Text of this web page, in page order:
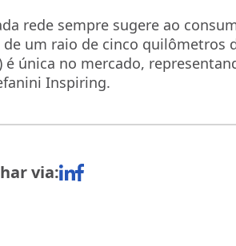
rede sempre sugere ao
um raio de cinco quilômetros
única no mercado,
Inspiring.
via: